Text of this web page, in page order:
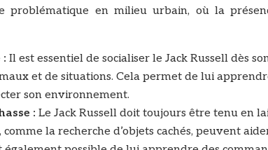
problématique en milieu urbain, où la
: Il est essentiel de socialiser le Jack Russell dès
et de situations. Cela permet de lui
son environnement.
: Le Jack Russell doit toujours être tenu en
la recherche d’objets cachés, peuvent